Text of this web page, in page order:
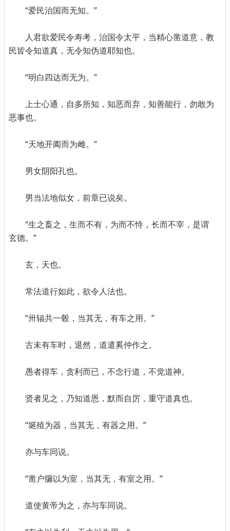
“爱民治国而无知。”
人君欲爱民令寿考，治国令太平，当精心凿道意，教
民皆令知道真，无令知伪道耶知也。
“明白四达而无为。”
上士心通，自多所知，知恶而弃，知善能行，勿敢为
恶事也。
“天地开阖而为雌。”
男女阴阳孔也。
男当法地似女，前章已说矣。
“生之畜之，生而不有，为而不恃，长而不宰，是谓
玄德。”
玄，天也。
常法道行如此，欲令人法也。
“卅辐共一毂，当其无，有车之用。”
古未有车时，退然，道遣奚仲作之。
愚者得车，贪利而已，不念行道，不觉道神。
贤者见之，乃知道恩，默而自厉，重守道真也。
“埏殖为器，当其无，有器之用。”
亦与车同说。
“凿户牖以为室，当其无，有室之用。”
道使黄帝为之，亦与车同说。